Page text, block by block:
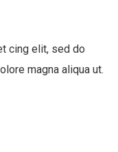
cing elit, sed do
magna aliqua ut.